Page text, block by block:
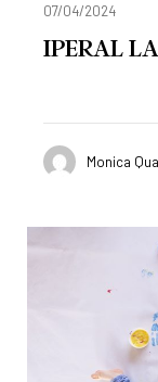
07/04/2024
IPERAL
Monica